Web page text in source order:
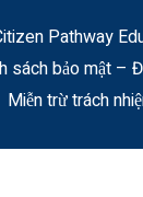
Pathway
sách bảo mật –
Miễn trừ trách